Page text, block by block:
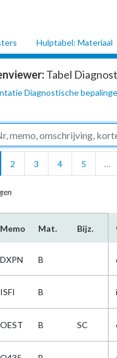
Hulptabel: Materiaal
Tabel
Diagnostische
2 3 4 5 …
Memo Mat. Bijz.
DXPN B
ISFI B
OEST B SC